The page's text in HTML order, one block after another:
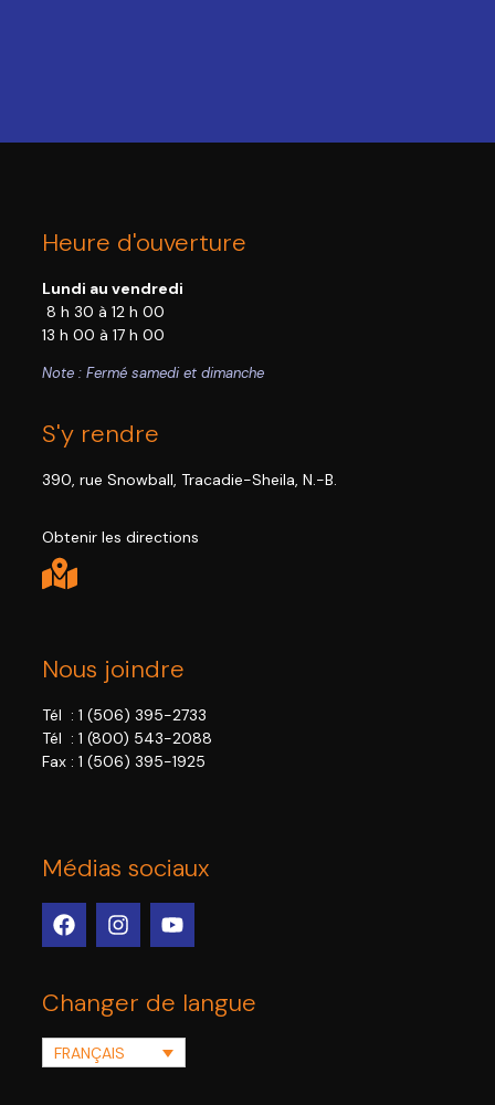
Heure d'ouverture
Lundi au vendredi
8 h 30 à 12 h 00
13 h 00 à 17 h 00
Note : Fermé samedi et dimanche
S'y rendre
390, rue Snowball, Tracadie-Sheila, N.-B.
Obtenir les directions
Nous joindre
Tél : 1 (506) 395-2733
Tél : 1 (800) 543-2088
Fax : 1 (506) 395-1925
Médias sociaux
Changer de langue
FRANÇAIS